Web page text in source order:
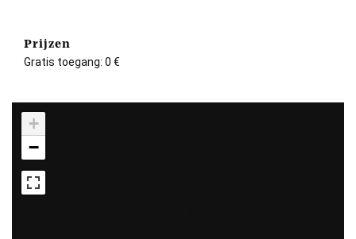
Prijzen
Gratis toegang: 0 €
+
−